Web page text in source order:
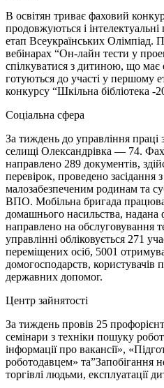
В освітян триває фаховий
продовжуються і
етап Всеукраїнських Олімпіад.
вебінарах “Он-лайн тести у
спілкуватися з дитиною, що має
готуються до участі у першому
конкурсу “Шкільна бібліотека -
Соціальна сфера
За тиждень до управління праці
селищі Олександрівка — 74.
направлено 289 документів,
перевірок, проведено
малозабезпеченим родинам та
ВПО. Мобільна бригада
домашнього насильства, надана
направлено на обслуговування
управлінні обліковується 271
переміщених осіб, 5001
домогосподарств, користувачів
державних допомог.
Центр зайнятості
За тиждень провів 25
семінари з техніки пошуку
інформації про вакансії»,
роботодавцем» та”Запобігання
торгівлі людьми, експлуатації